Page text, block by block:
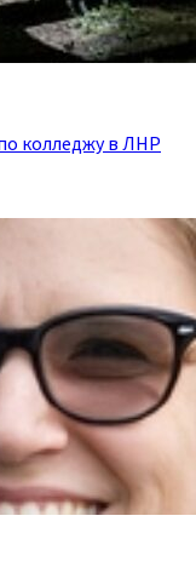
колледжу в ЛНР